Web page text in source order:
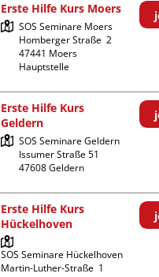
Erste Hilfe Kurs Moers
SOS Seminare Moers
Homberger Straße  2
47441 Moers
Hauptstelle
Erste Hilfe Kurs
Geldern
SOS Seminare Geldern
Issumer Straße 51
Erste Hilfe Kurs
Hückelhoven
SOS Seminare Hückelhoven
Martin-Luther-Straße  1